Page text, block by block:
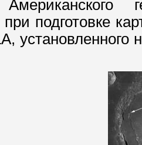
подготовке